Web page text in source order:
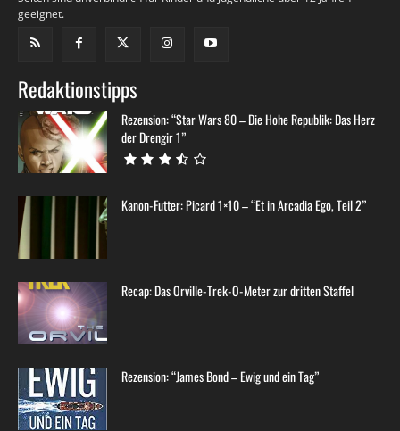
geeignet.
Redaktionstipps
Rezension: “Star Wars 80 – Die Hohe Republik: Das Herz
der Drengir 1”
Kanon-Futter: Picard 1×10 – “Et in Arcadia Ego, Teil 2”
Recap: Das Orville-Trek-O-Meter zur dritten Staffel
Rezension: “James Bond – Ewig und ein Tag”